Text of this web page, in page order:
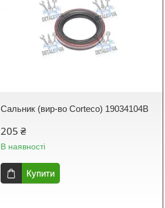
Сальник (вир-во Corteco) 19034104B
205 ₴
В наявності
Купити